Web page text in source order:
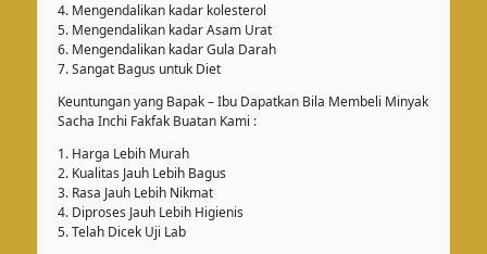
4. Mengendalikan kadar kolesterol
5. Mengendalikan kadar Asam Urat
6. Mengendalikan kadar Gula Darah
7. Sangat Bagus untuk Diet
Keuntungan yang Bapak – Ibu Dapatkan Bila Membeli Minyak
Sacha Inchi Fakfak Buatan Kami :
1. Harga Lebih Murah
2. Kualitas Jauh Lebih Bagus
3. Rasa Jauh Lebih Nikmat
4. Diproses Jauh Lebih Higienis
5. Telah Dicek Uji Lab